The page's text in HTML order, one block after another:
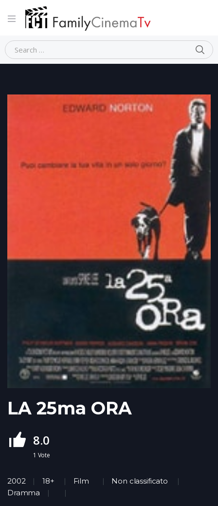
Home Dramma
LA 25ma ORA
8.0
1 Vote
2002 18+ Film
Non classificato
Dramma